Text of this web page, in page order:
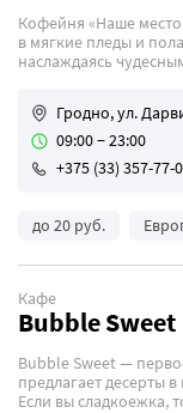
Кофейня «Наше место» предлагает вам укутаться
в мягкие пледы и
наслаждаясь
Гродно, ул.
09:00 − 23:00
+375 (33) 357-77-
до 20 руб.
Кафе
Bubble Sweet
Bubble Sweet —
предлагает десерты
Если вы сладкоежка,